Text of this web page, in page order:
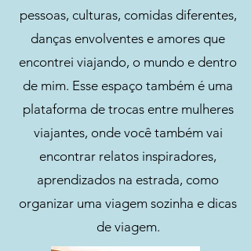
pessoas, culturas, comidas diferentes,
danças envolventes e amores que
encontrei viajando, o mundo e dentro
de mim. Esse espaço também é uma
plataforma de trocas entre mulheres
viajantes, onde você também vai
encontrar relatos inspiradores,
aprendizados na estrada, como
organizar uma viagem sozinha e dicas
de viagem.